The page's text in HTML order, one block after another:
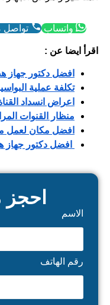
الاسم
رقم الهاتف
واتساب تواصل
اقرأ ايضا عن :
افضل دكتور جهاز
تكلفة عملية
اعراض انسداد
منظار القنوات
افضل مكان لعمل
افضل دكتور جهاز